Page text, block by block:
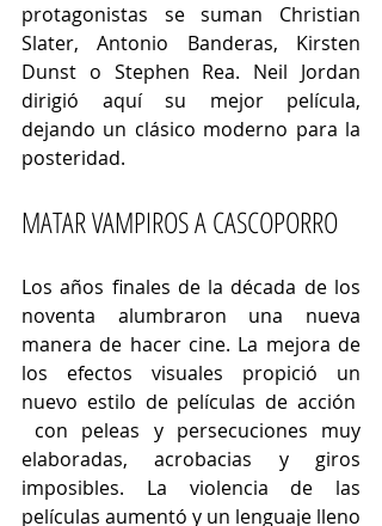
protagonistas se suman Christian
Slater, Antonio Banderas, Kirsten
Dunst o Stephen Rea. Neil Jordan
dirigió aquí su mejor película,
dejando un clásico moderno para la
posteridad.
MATAR VAMPIROS A CASCOPORRO
Los años finales de la década de los
noventa alumbraron una nueva
manera de hacer cine. La mejora de
los efectos visuales propició un
nuevo estilo de películas de acción
con peleas y persecuciones muy
elaboradas, acrobacias y giros
imposibles. La violencia de las
películas aumentó y un lenguaje lleno